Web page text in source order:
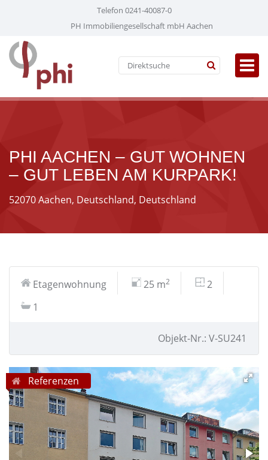
Telefon 0241-40087-0
PH Immobiliengesellschaft mbH Aachen
PHI AACHEN – GUT WOHNEN
– GUT LEBEN AM KURPARK!
52070 Aachen, Deutschland, Deutschland
Etagenwohnung 25 m2
2
1
Objekt-Nr.: V-SU241
Referenzen